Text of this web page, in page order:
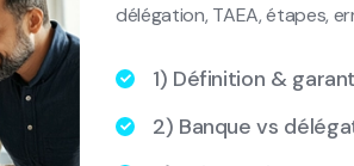
délégation, TAEA, étapes,
1) Définition &
2) Banque vs